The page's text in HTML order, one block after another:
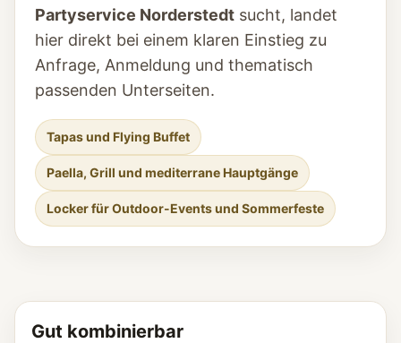
Partyservice Norderstedt sucht, landet
hier direkt bei einem klaren Einstieg zu
Anfrage, Anmeldung und thematisch
passenden Unterseiten.
Tapas und Flying Buffet
Paella, Grill und mediterrane Hauptgänge
Locker für Outdoor-Events und Sommerfeste
Gut kombinierbar